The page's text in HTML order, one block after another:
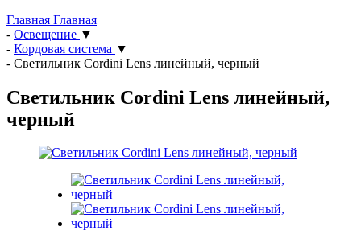
Главная Главная
- Освещение ▼
- Кордовая система ▼
- Светильник Cordini Lens линейный, черный
Светильник Cordini Lens линейный,
черный